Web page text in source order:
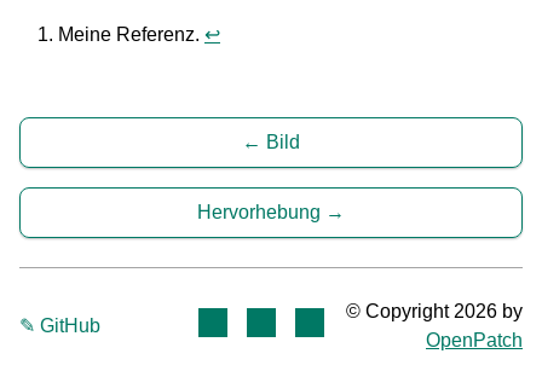
Meine Referenz. ↩
Bild
Hervorhebung
✎ GitHub
© Copyright 2026 by
OpenPatch